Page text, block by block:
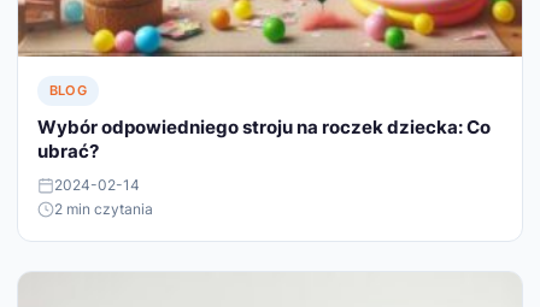
BLOG
Wybór odpowiedniego stroju na roczek dziecka: Co
ubrać?
2024-02-14
2 min czytania